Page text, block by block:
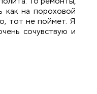
на пороховой
тот не поймет. Я
сочувствую и